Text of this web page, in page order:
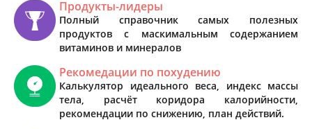
Продукты-лидеры
Полный справочник самых полезных
продуктов с маскимальным содержанием
витаминов и минералов
Рекомедации по похудению
Калькулятор идеального веса, индекс массы
тела, расчёт коридора калорийности,
рекомендации по снижению, план действий.